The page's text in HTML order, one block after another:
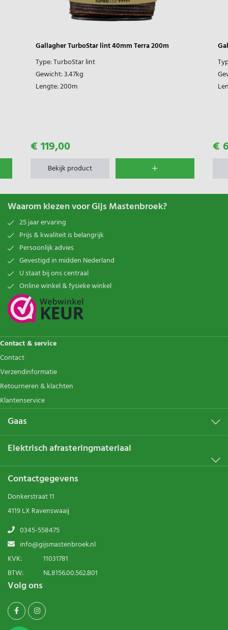
Gallagher TurboStar lint 40mm Terra 200m
Type:TurboStar lint
Gewicht:3.47kg
Lengte:200m
€ 119,00
Bekijk product
€
Waarom kiezen voor Gijs Mastenbroek?
25 jaar ervaring
Prijs & kwaliteit is belangrijk
Persoonlijk advies
Gevestigd in midden Nederland
U staat bij ons centraal
Online winkel & fysieke winkel
Contact & service
Contact
Verzendinformatie
Retourneren & klachten
Klantenservice
Gaas
Elektrisch afrasteringmateriaal
Contactgegevens
Donkerstraat 11
4119 LX Ravenswaaij
0345-558475
info@gijsmastenbroek.nl
KVK:
11031781
BTW:
NL8156.00.562.B01
Volg ons